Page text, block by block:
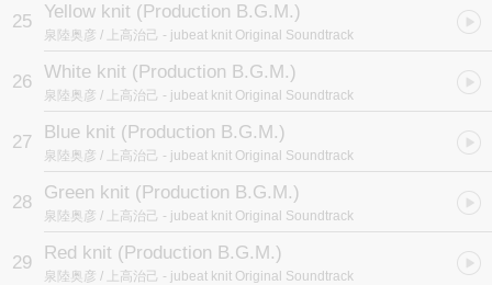
25 Yellow knit (Production B.G.M.)
泉陸奥彦 / 上高治己 - jubeat knit Original Soundtrack
26 White knit (Production B.G.M.)
泉陸奥彦 / 上高治己 - jubeat knit Original Soundtrack
27 Blue knit (Production B.G.M.)
泉陸奥彦 / 上高治己 - jubeat knit Original Soundtrack
28 Green knit (Production B.G.M.)
泉陸奥彦 / 上高治己 - jubeat knit Original Soundtrack
29 Red knit (Production B.G.M.)
泉陸奥彦 / 上高治己 - jubeat knit Original Soundtrack